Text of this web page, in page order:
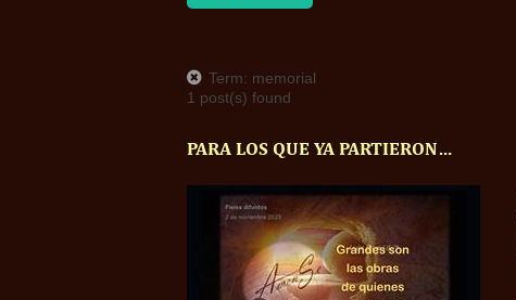
Term: memorial
1 post(s) found
PARA LOS QUE YA PARTIERON…